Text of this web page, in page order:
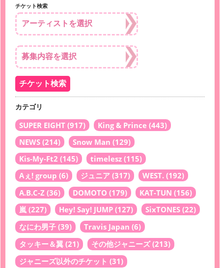
チケット検索
カテゴリ
SUPER EIGHT (917) King & Prince (443)
NEWS (214) Snow Man (129)
Kis-My-Ft2 (145) timelesz (115)
Aぇ! group (6) ジュニア (317) WEST. (192)
A.B.C-Z (36) DOMOTO (179) KAT-TUN (156)
嵐 (227) Hey! Say! JUMP (127) SixTONES (22)
なにわ男子 (39) Travis Japan (6)
タッキー＆翼 (21) その他ジャニーズ(213)
ジャニーズ以外のチケット (31)